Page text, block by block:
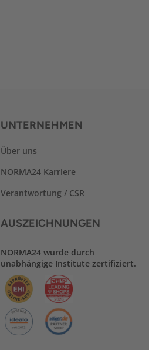
UNTERNEHMEN
Über uns
NORMA24 Karriere
Verantwortung / CSR
AUSZEICHNUNGEN
NORMA24 wurde durch
unabhängige Institute zertifiziert.